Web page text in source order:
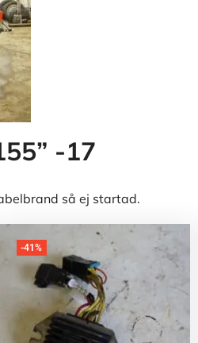
-17
så ej startad.
-41%